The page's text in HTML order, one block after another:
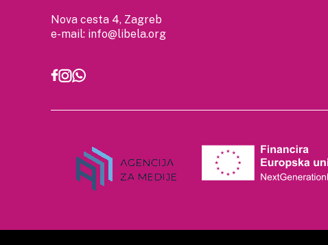
Nova cesta 4, Zagreb
e-mail: info@libela.org